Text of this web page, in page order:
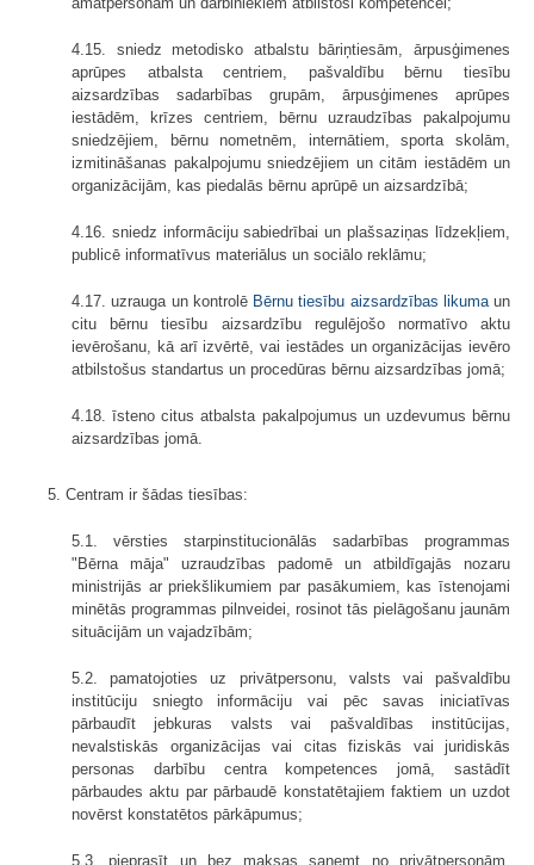
4.15. sniedz metodisko atbalstu bāriņtiesām, ārpusģimenes
aprūpes atbalsta centriem, pašvaldību bērnu tiesību
aizsardzības sadarbības grupām, ārpusģimenes aprūpes
iestādēm, krīzes centriem, bērnu uzraudzības pakalpojumu
sniedzējiem, bērnu nometnēm, internātiem, sporta skolām,
izmitināšanas pakalpojumu sniedzējiem un citām iestādēm un
organizācijām, kas piedalās bērnu aprūpē un aizsardzībā;
4.16. sniedz informāciju sabiedrībai un plašsaziņas līdzekļiem,
publicē informatīvus materiālus un sociālo reklāmu;
4.17. uzrauga un kontrolē Bērnu tiesību aizsardzības likumaun
citu bērnu tiesību aizsardzību regulējošo normatīvo aktu
ievērošanu, kā arī izvērtē, vai iestādes un organizācijas ievēro
atbilstošus standartus un procedūras bērnu aizsardzības jomā;
4.18. īsteno citus atbalsta pakalpojumus un uzdevumus bērnu
aizsardzības jomā.
5. Centram ir šādas tiesības:
5.1. vērsties starpinstitucionālās sadarbības programmas
"Bērna māja" uzraudzības padomē un atbildīgajās nozaru
ministrijās ar priekšlikumiem par pasākumiem, kas īstenojami
minētās programmas pilnveidei, rosinot tās pielāgošanu jaunām
situācijām un vajadzībām;
5.2. pamatojoties uz privātpersonu, valsts vai pašvaldību
institūciju sniegto informāciju vai pēc savas iniciatīvas
pārbaudīt jebkuras valsts vai pašvaldības institūcijas,
nevalstiskās organizācijas vai citas fiziskās vai juridiskās
personas darbību centra kompetences jomā, sastādīt
pārbaudes aktu par pārbaudē konstatētajiem faktiem un uzdot
novērst konstatētos pārkāpumus;
5.3. pieprasīt un bez maksas saņemt no privātpersonām,